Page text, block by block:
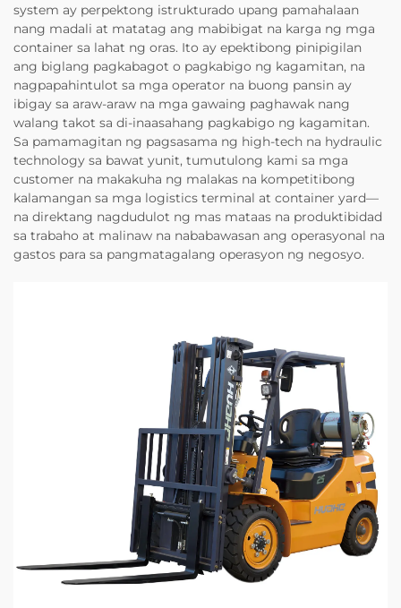
system ay perpektong istrukturado upang pamahalaan
nang madali at matatag ang mabibigat na karga ng mga
container sa lahat ng oras. Ito ay epektibong pinipigilan
ang biglang pagkabagot o pagkabigo ng kagamitan, na
nagpapahintulot sa mga operator na buong pansin ay
ibigay sa araw-araw na mga gawaing paghawak nang
walang takot sa di-inaasahang pagkabigo ng kagamitan.
Sa pamamagitan ng pagsasama ng high-tech na hydraulic
technology sa bawat yunit, tumutulong kami sa mga
customer na makakuha ng malakas na kompetitibong
kalamangan sa mga logistics terminal at container yard—
na direktang nagdudulot ng mas mataas na produktibidad
sa trabaho at malinaw na nababawasan ang operasyonal na
gastos para sa pangmatagalang operasyon ng negosyo.